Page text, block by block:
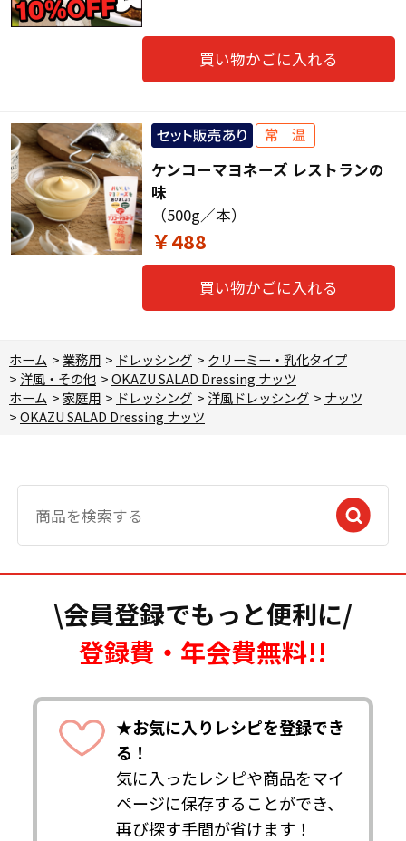
買い物かごに入れる
ケンコーマヨネーズ レストランの
味
（500g／本）
￥488
買い物かごに入れる
ホーム >業務用 > ドレッシング > クリーミー・乳化タイプ
> 洋風・その他 >OKAZU SALAD Dressing ナッツ
ホーム >家庭用 > ドレッシング > 洋風ドレッシング > ナッツ
>OKAZU SALAD Dressing ナッツ
\会員登録でもっと便利に/
登録費・年会費無料!!
★お気に入りレシピを登録でき
る！
気に入ったレシピや商品をマイ
ページに保存することができ、
再び探す手間が省けます！